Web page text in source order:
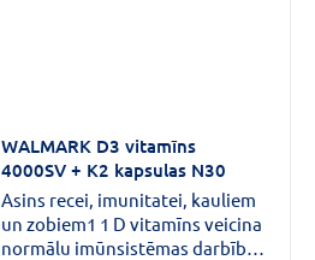
WALMARK D3 vitamīns
4000SV + K2 kapsulas N30
Asins recei, imunitatei, kauliem
un zobiem1 1 D vitamīns veicina
normālu imūnsistēmas darbību,